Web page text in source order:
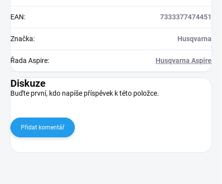
EAN: 7333377474451
Značka: Husqvarna
Řada Aspire: Husqvarna Aspire
Diskuze
Buďte první, kdo napíše příspěvek k této položce.
Přidat komentář